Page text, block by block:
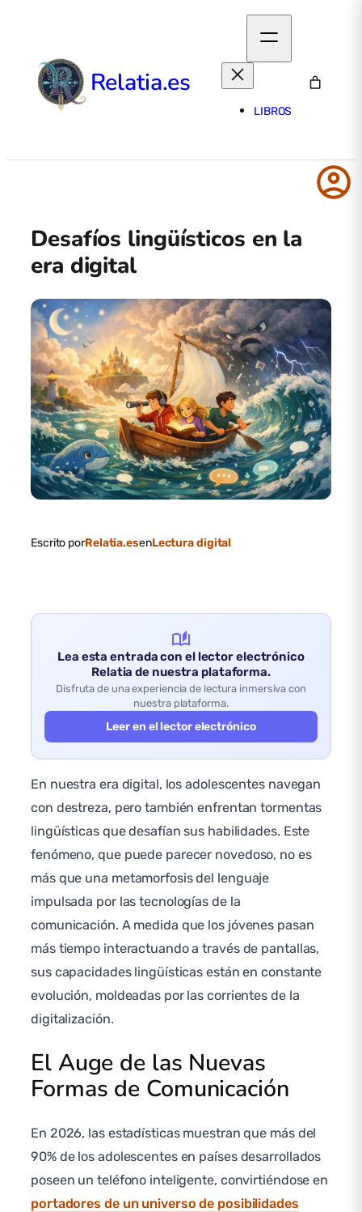
Relatia.es
LIBROS
Desafíos lingüísticos en la
era digital
Escrito porRelatia.esenLectura digital
auto_stories
Lea esta entrada con el lector electrónico
Relatia de nuestra plataforma.
Disfruta de una experiencia de lectura inmersiva con
nuestra plataforma.
Leer en el lector electrónico
En nuestra era digital, los adolescentes navegan
con destreza, pero también enfrentan tormentas
lingüísticas que desafían sus habilidades. Este
fenómeno, que puede parecer novedoso, no es
más que una metamorfosis del lenguaje
impulsada por las tecnologías de la
comunicación. A medida que los jóvenes pasan
más tiempo interactuando a través de pantallas,
sus capacidades lingüísticas están en constante
evolución, moldeadas por las corrientes de la
digitalización.
El Auge de las Nuevas
Formas de Comunicación
En 2026, las estadísticas muestran que más del
90% de los adolescentes en países desarrollados
poseen un teléfono inteligente, convirtiéndose en
portadores de un universo de posibilidades
account_circle